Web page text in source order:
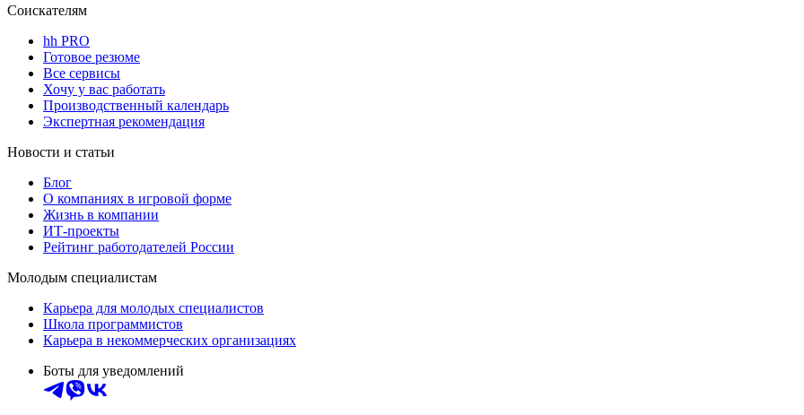
Соискателям
hh PRO
Готовое резюме
Все сервисы
Хочу у вас работать
Производственный календарь
Экспертная рекомендация
Новости и статьи
Блог
О компаниях в игровой форме
Жизнь в компании
ИТ-проекты
Рейтинг работодателей России
Молодым специалистам
Карьера для молодых специалистов
Школа программистов
Карьера в некоммерческих организациях
Боты для уведомлений